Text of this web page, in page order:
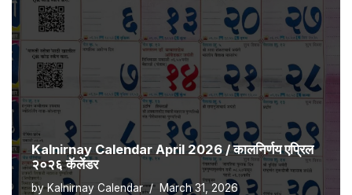
Kalnirnay Calendar April 2026 / कालनिर्णय एप्रिल
२०२६ कॅलेंडर
byKalnirnay Calendar March 31, 2026